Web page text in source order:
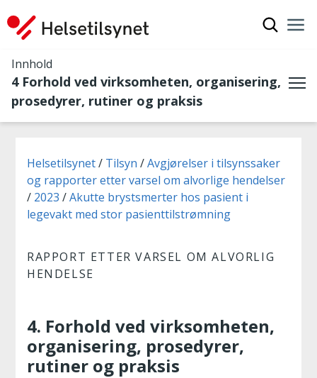
Innhold
4 Forhold ved virksomheten, organisering,
prosedyrer, rutiner og praksis
Du er her:
Helsetilsynet Tilsyn
Avgjørelser i tilsynssaker
og rapporter etter varsel om alvorlige hendelser
2023
Akutte brystsmerter hos pasient i
legevakt med stor pasienttilstrømning
RAPPORT ETTER VARSEL OM ALVORLIG
HENDELSE
4. Forhold ved virksomheten,
organisering, prosedyrer,
rutiner og praksis